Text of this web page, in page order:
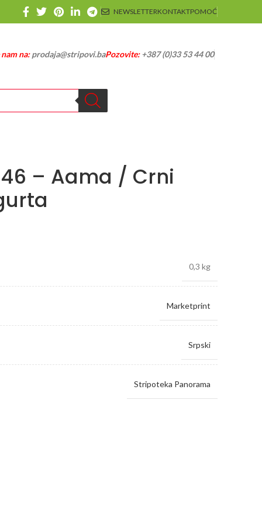
NEWSLETTERKONTAKTPOMOĆ
na:prodaja@stripovi.baPozovite:+387 (0)33 53 44 00
– Aama / Crni
0,3 kg
Marketprint
Srpski
Stripoteka Panorama